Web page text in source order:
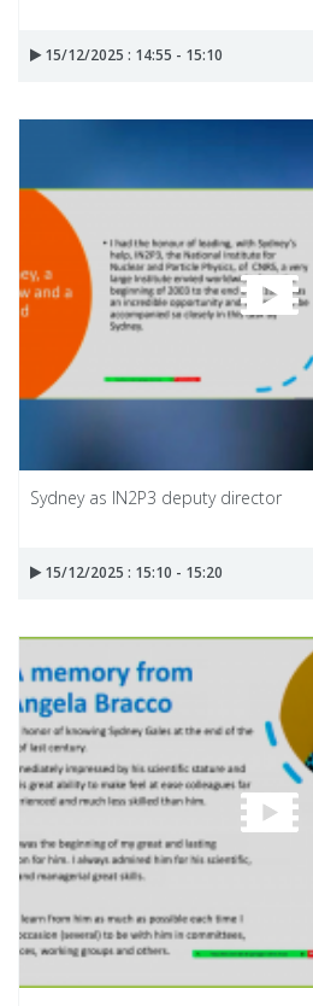
15/12/2025 : 14:55 - 15:10
Sydney as IN2P3 deputy director
15/12/2025 : 15:10 - 15:20